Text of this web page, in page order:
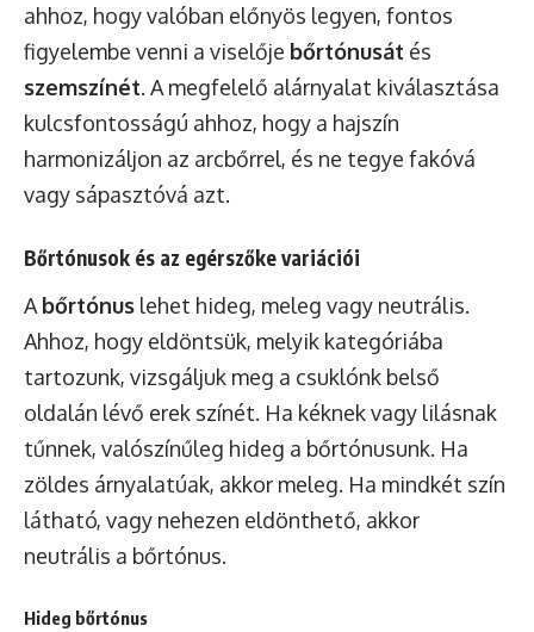
ahhoz, hogy valóban előnyös legyen, fontos
figyelembe venni a viselője bőrtónusát és
szemszínét. A megfelelő alárnyalat kiválasztása
kulcsfontosságú ahhoz, hogy a hajszín
harmonizáljon az arcbőrrel, és ne tegye fakóvá
vagy sápasztóvá azt.
Bőrtónusok és az egérszőke variációi
A bőrtónus lehet hideg, meleg vagy neutrális.
Ahhoz, hogy eldöntsük, melyik kategóriába
tartozunk, vizsgáljuk meg a csuklónk belső
oldalán lévő erek színét. Ha kéknek vagy lilásnak
tűnnek, valószínűleg hideg a bőrtónusunk. Ha
zöldes árnyalatúak, akkor meleg. Ha mindkét szín
látható, vagy nehezen eldönthető, akkor
neutrális a bőrtónus.
Hideg bőrtónus